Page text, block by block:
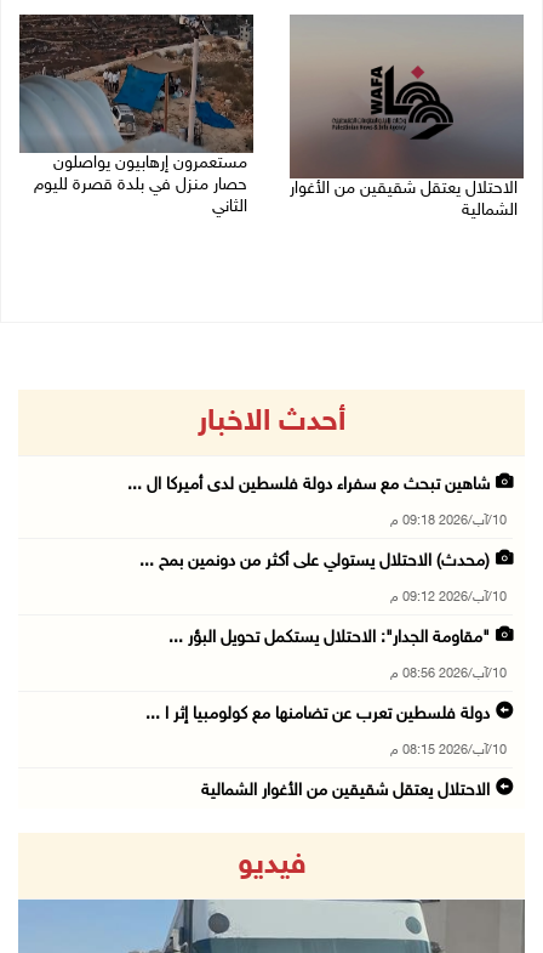
الاحتلال يعتقل شقيقين من الأغوار
الشمالية
مستعمرون إرهابيون يواصلون
حصار منزل في بلدة قصرة لليوم
الثاني
أحدث الاخبار
شاهين تبحث مع سفراء دولة فلسطين لدى أميركا ال ...
10/آب/2026 09:18 م
(محدث) الاحتلال يستولي على أكثر من دونمين بمح ...
10/آب/2026 09:12 م
"مقاومة الجدار": الاحتلال يستكمل تحويل البؤر ...
10/آب/2026 08:56 م
دولة فلسطين تعرب عن تضامنها مع كولومبيا إثر ا ...
10/آب/2026 08:15 م
الاحتلال يعتقل شقيقين من الأغوار الشمالية
مستعمرون إرهابيون يواصلون حصار منزل في بلدة ق ...
10/آب/2026 07:45 م
وزير الداخلية يتفقد محافظة الخليل ويؤكد تعزيز ...
فيديو